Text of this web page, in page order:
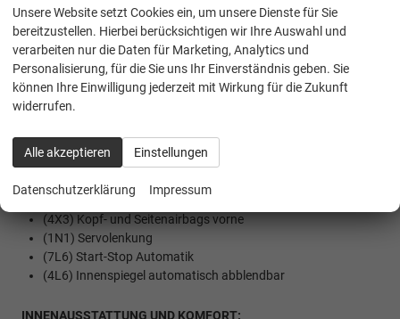
SICHERHEIT:
(UG1) Berganfahrassistent
(EM2) Ablenkungs- und Müdigkeitserkennung
(4UF) Beifahrerairbag-Deaktivierung
(6K2) ""FRONT ASSIST"" Radarbeobachtung des Raums vor
dem Fzg., inkl. City ANB, ohne adaptive
(2H5) Drive Mode Select ohne Chassis Presets
(7X2) Einparkhilfe vorne und hinten
(8T6) Geschwindigkeitsregelanlage + Speedlimiter
(NZ4) Privater Notruf
(4X3) Kopf- und Seitenairbags vorne
(1N1) Servolenkung
(7L6) Start-Stop Automatik
(4L6) Innenspiegel automatisch abblendbar
Unsere Website setzt Cookies ein, um unsere Dienste für Sie
bereitzustellen. Hierbei berücksichtigen wir Ihre Auswahl und
verarbeiten nur die Daten für Marketing, Analytics und
Personalisierung, für die Sie uns Ihr Einverständnis geben. Sie
können Ihre Einwilligung jederzeit mit Wirkung für die Zukunft
widerrufen.
Alle akzeptieren Einstellungen
Datenschutzerklärung Impressum